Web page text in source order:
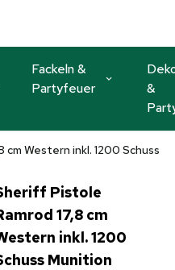
Fackeln &
Partyfeuer
&
Western inkl. 1200 Schuss
Pistole
17,8 cm
inkl. 1200
Munition